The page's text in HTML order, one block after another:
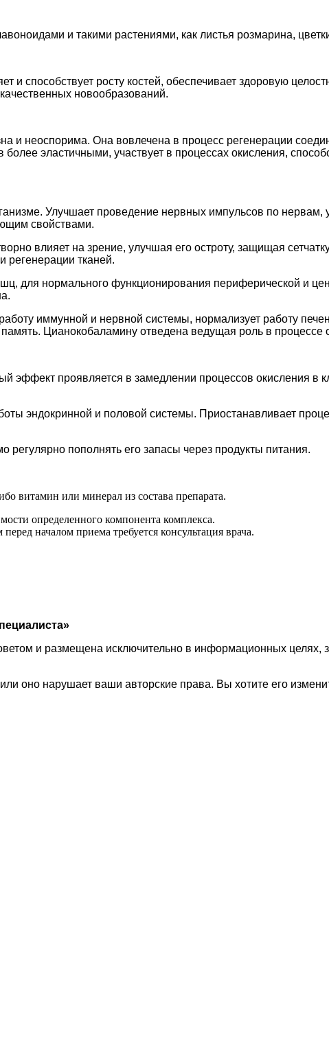
и такими растениями, как листья розмарина,
и способствует росту костей, обеспечивает здоровую
новообразований.
и неоспорима. Она вовлечена в процесс регенерации
эластичными, участвует в процессах окисления,
Улучшает проведение нервных импульсов по нервам,
свойствами.
влияет на зрение, улучшая его остроту, защищая
регенерации тканей.
для нормального функционирования периферической и
иммунной и нервной системы, нормализует работу
Цианокобаламину отведена ведущая роль в процессе
эффект проявляется в замедлении процессов окисления в
эндокринной и половой системы. Приостанавливает
пополнять его запасы через продукты питания.
витамин или минерал из состава препарата.
определенного компонента комплекса.
началом приема требуется консультация врача.
и размещена исключительно в информационных целях,
оно нарушает ваши авторские права. Вы хотите его